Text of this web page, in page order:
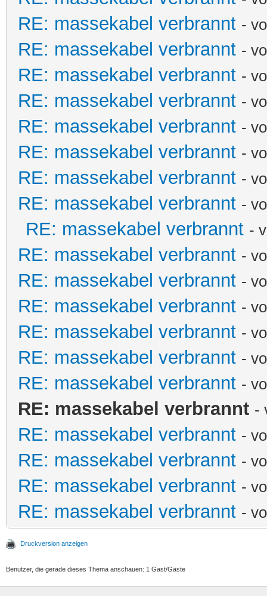
RE: massekabel verbrannt -
RE: massekabel verbrannt -
RE: massekabel verbrannt -
RE: massekabel verbrannt -
RE: massekabel verbrannt -
RE: massekabel verbrannt -
RE: massekabel verbrannt -
RE: massekabel verbrannt -
RE: massekabel verbrannt -
RE: massekabel verbrannt -
RE: massekabel verbrannt -
RE: massekabel verbrannt -
RE: massekabel verbrannt -
RE: massekabel verbrannt -
RE: massekabel verbrannt -
RE: massekabel verbrannt -
RE: massekabel verbrannt -
RE: massekabel verbrannt -
RE: massekabel verbrannt -
RE: massekabel verbrannt -
Druckversion anzeigen
Benutzer, die gerade dieses Thema anschauen: 1 Gast/Gäste